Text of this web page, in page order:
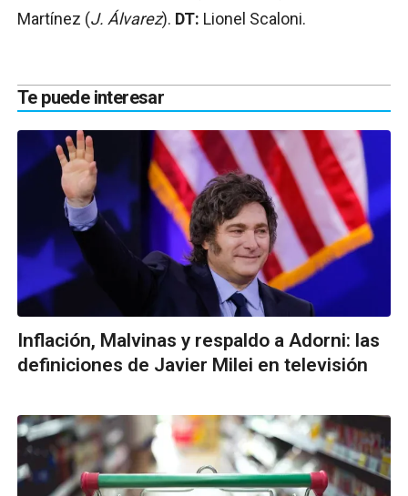
Martínez (J. Álvarez). DT: Lionel Scaloni.
Te puede interesar
Inflación, Malvinas y respaldo a Adorni: las
definiciones de Javier Milei en televisión